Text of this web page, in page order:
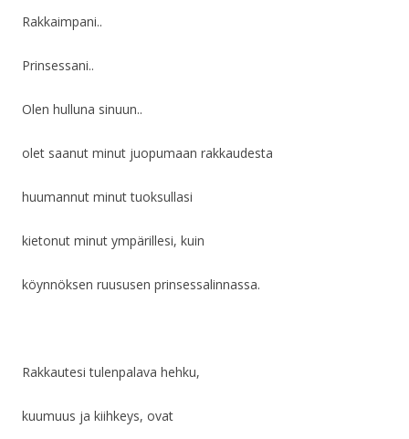
Rakkaimpani..
Prinsessani..
Olen hulluna sinuun..
olet saanut minut juopumaan rakkaudesta
huumannut minut tuoksullasi
kietonut minut ympärillesi, kuin
köynnöksen ruususen prinsessalinnassa.
Rakkautesi tulenpalava hehku,
kuumuus ja kiihkeys, ovat